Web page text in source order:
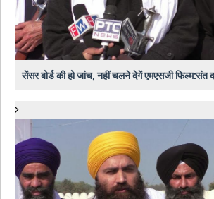
सेंसर बोर्ड की हो जांच, नहीं चलने देगें एमएसजी फिल्म:संत